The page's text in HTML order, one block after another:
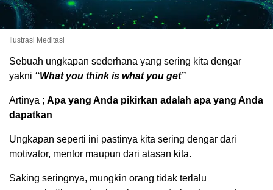
Ilustrasi Meditasi
Sebuah ungkapan sederhana yang sering kita dengar
yakni “What you think is what you get”
Artinya ; Apa yang Anda pikirkan adalah apa yang Anda
dapatkan
Ungkapan seperti ini pastinya kita sering dengar dari
motivator, mentor maupun dari atasan kita.
Saking seringnya, mungkin orang tidak terlalu